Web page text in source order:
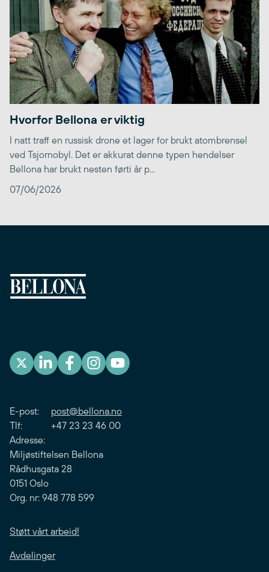
Hvorfor Bellona er viktig
I natt traff en russisk drone et lager for brukt atombrensel
ved Tsjornobyl. Det er akkurat denne typen hendelser
Bellona har brukt nesten førti år p...
07/06/2026
E-post: post@bellona.no
Tlf: +47 23 23 46 00
Adresse:
Miljøstiftelsen Bellona
Rådhusgata 28
0151 Oslo
Org. nr: 948 778 599
Støtt vårt arbeid!
Avdelinger